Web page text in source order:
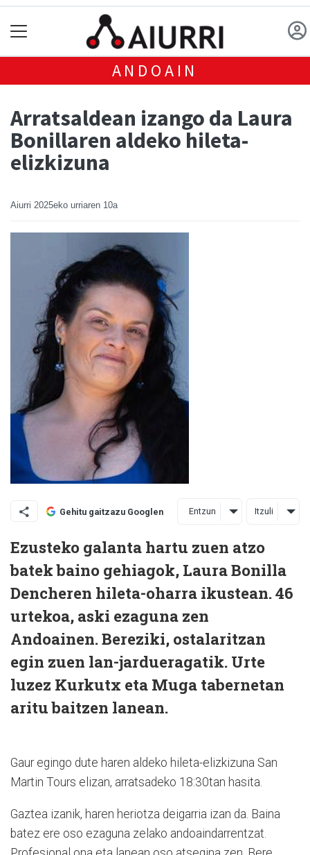
ANDOAIN
Arratsaldean izango da Laura
Bonillaren aldeko hileta-
elizkizuna
Aiurri 2025eko urriaren 10a
Gehitu gaitzazu Googlen Entzun Itzuli
Ezusteko galanta hartu zuen atzo
batek baino gehiagok, Laura Bonilla
Dencheren hileta-oharra ikustean. 46
urtekoa, aski ezaguna zen
Andoainen. Bereziki, ostalaritzan
egin zuen lan-jardueragatik. Urte
luzez Kurkutx eta Muga tabernetan
aritu baitzen lanean.
Gaur egingo dute haren aldeko hileta-elizkizuna San
Martin Tours elizan, arratsadeko 18:30tan hasita.
Gaztea izanik, haren heriotza deigarria izan da. Baina
batez ere oso ezaguna zelako andoaindarrentzat.